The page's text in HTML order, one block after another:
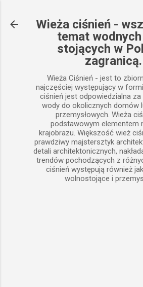
Wieża ciśnień -
temat
stojących w
zagranicą.
Wieża Ciśnień - jest to
najczęściej występujący w
ciśnień jest odpowiedzialna
wody do okolicznych domów
przemysłowych. Wieża
podstawowym elementem
krajobrazu. Większość wież
prawdziwy majstersztyk
detali architektonicznych,
trendów pochodzących z
ciśnień występują również
wolnostojące i